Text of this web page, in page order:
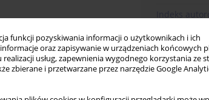
funkcji pozyskiwania informacji o użytkownikach i ich
oraz zapisywanie w urządzeniach końcowych
usług, zapewnienia wygodnego korzystania ze
zbierane i przetwarzane przez narzędzie Google